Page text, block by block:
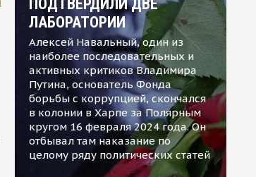
ПОДТВЕРДИЛИ ДВЕ
ЛАБОРАТОРИИ
Алексей Навальный, один из
наиболее последовательных и
активных критиков Владимира
Путина, основатель Фонда
борьбы с коррупцией, скончался
в колонии в Харпе за Полярным
кругом 16 февраля 2024 года. Он
отбывал там наказание по
целому ряду политических статей